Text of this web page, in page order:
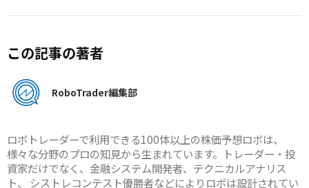
この記事の著者
RoboTrader編集部
ロボトレーダーで利用できる100体以上の株価予想ロボは、
様々な分野のプロの知見から生まれています。トレーダー・投
資家だけでなく、金融システム開発者、テクニカルアナリス
ト、 シストレコンテスト優勝者などによりロボは設計されてい